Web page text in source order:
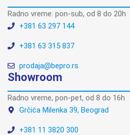
Radno vreme: pon-sub, od 8 do 20h
+381 63 297 144
+381 63 315 837
prodaja@bepro.rs
Showroom
Radno vreme, pon-pet, od 8 do 16h
Grčića Milenka 39, Beograd
+381 11 3820 300